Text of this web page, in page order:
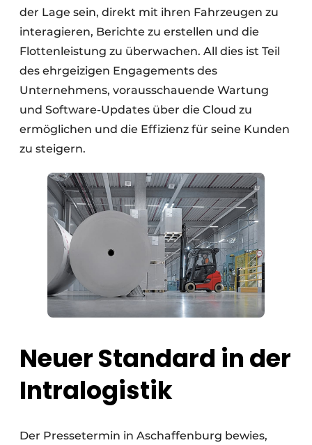
der Lage sein, direkt mit ihren Fahrzeugen zu
interagieren, Berichte zu erstellen und die
Flottenleistung zu überwachen. All dies ist Teil
des ehrgeizigen Engagements des
Unternehmens, vorausschauende Wartung
und Software-Updates über die Cloud zu
ermöglichen und die Effizienz für seine Kunden
zu steigern.
Neuer Standard in der
Intralogistik
Der Pressetermin in Aschaffenburg bewies,